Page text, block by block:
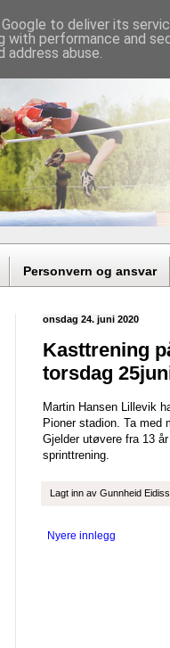
Personvern og ansvar
onsdag 24. juni 2020
Kasttrening
torsdag
Martin Hansen Lillevik
Pioner stadion. Ta
Gjelder utøvere fra 13
sprinttrening.
Lagt inn av Gunnheid
Nyere innlegg
to deliver its
with performance and
abuse.